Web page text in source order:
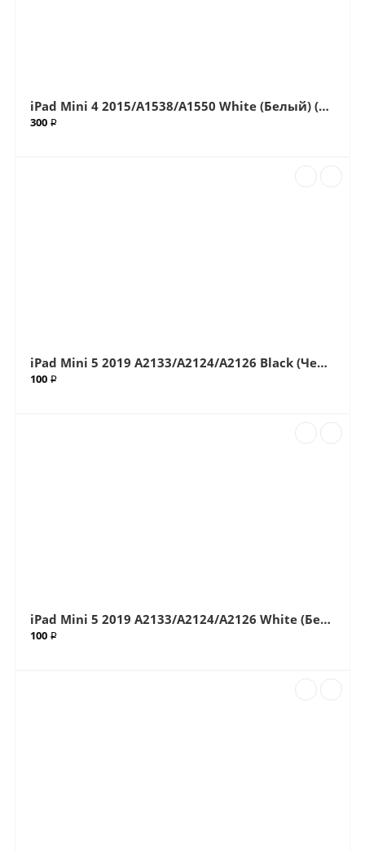
iPad Mini 4 2015/A1538/A1550 White (Белый) (G+OCA Pro) стекло с OCA плёнкой (Артик.ГС-66)
300 ₽
iPad Mini 5 2019 A2133/A2124/A2126 Black (Черный) Стекло (Артик.611)
100 ₽
iPad Mini 5 2019 A2133/A2124/A2126 White (Белый) Стекло (Артик.611)
100 ₽